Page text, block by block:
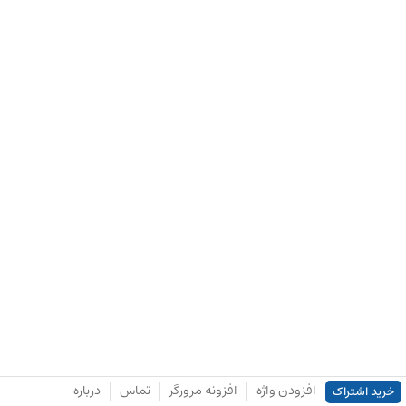
خرید اشتراک افزودن واژه افزونه مرورگر تماس درباره